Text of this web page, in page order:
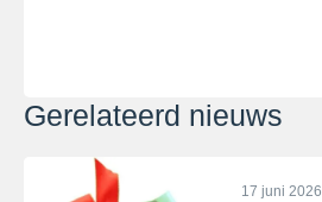
Gerelateerd nieuws
17 juni 2026